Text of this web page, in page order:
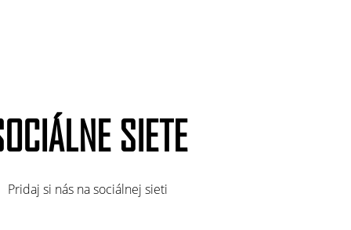
SIETE
Pridaj si nás na sociálnej sieti